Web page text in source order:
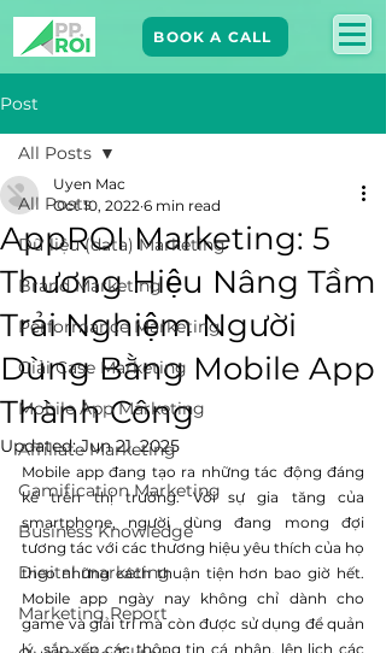
BOOK A CALL
Post
All Posts
Dữ liệu (data) Marketing
Brand Marketing​
Performance Marketing
Giải Case Marketing
Mobile App Marketing
Affiliate Marketing
Gamification Marketing
Business Knowledge
Digital marketing
Marketing Report
All Posts
AppROI Marketing: 5
Thương Hiệu Nâng Tầm
Trải Nghiệm Người
Dùng Bằng Mobile App
Thành Công
Uyen Mac
Oct 10, 2022 6 min read
Updated:Jun 21, 2025
Mobile app đang tạo ra những tác động đáng
kể trên thị trường. Với sự gia tăng của
smartphone, người dùng đang mong đợi
tương tác với các thương hiệu yêu thích của họ
theo những cách thuận tiện hơn bao giờ hết.
Mobile app ngày nay không chỉ dành cho
game và giải trí mà còn được sử dụng để quản
lý, sắp xếp các thông tin cá nhân, lên lịch các